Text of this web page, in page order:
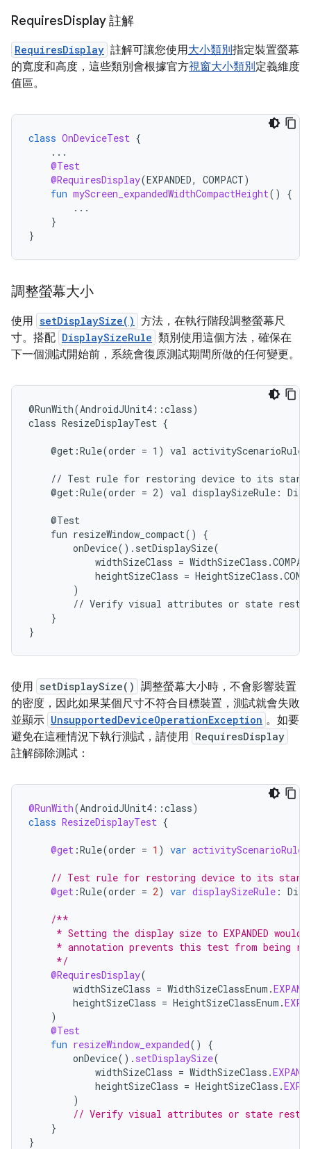
RequiresDisplay 註解
RequiresDisplay 註解可讓您使用大小類別指定裝置螢幕
的寬度和高度，這些類別會根據官方視窗大小類別定義維度
值區。
class OnDeviceTest {
...
@Test
@RequiresDisplay(EXPANDED, COMPACT)
fun myScreen_expandedWidthCompactHeight()
{
...
}
}
調整螢幕大小
使用 setDisplaySize() 方法，在執行階段調整螢幕尺
寸。搭配 DisplaySizeRule 類別使用這個方法，確保在
下一個測試開始前，系統會復原測試期間所做的任何變更。
@RunWith(AndroidJUnit4::class)
class ResizeDisplayTest {
@get:Rule(order = 1) val activityScenarioRule
// Test rule for restoring device to its
@get:Rule(order = 2) val displaySizeRule:
fun resizeWindow_compact()
widthSizeClass =
heightSizeClass =
// Verify visual attributes or state
}
使用 setDisplaySize() 調整螢幕大小時，不會影響裝置
的密度，因此如果某個尺寸不符合目標裝置，測試就會失敗
並顯示 UnsupportedDeviceOperationException 。如要
避免在這種情況下執行測試，請使用 RequiresDisplay
註解篩除測試：
@RunWith(AndroidJUnit4 ::class)
class ResizeDisplayTest {
@get :Rule(order = 1 ) var activityScenarioRule
// Test rule for restoring device to its
@get :Rule(order = 2) var displaySizeRule :
/**
* Setting the display size to EXPANDED would
* annotation prevents this test from being
     */
@RequiresDisplay(
widthSizeClass = WidthSizeClassEnum .
heightSizeClass = HeightSizeClassEnum .
)
@Test
fun resizeWindow_expanded()
{
onDevice(). setDisplaySize(
widthSizeClass = WidthSizeClass .
heightSizeClass = HeightSizeClass .
)
// Verify visual attributes or state
}
}